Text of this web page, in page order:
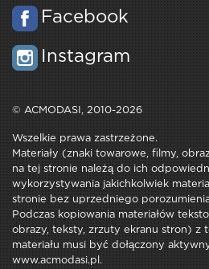
Facebook
Instagram
© ACMODASI, 2010-2026
Wszelkie prawa zastrzeżone.
Materiały (znaki towarowe, filmy,
na tej stronie należą do ich
wykorzystywania jakichkolwiek
stronie bez uprzedniego
Podczas kopiowania materiałów
obrazy, teksty, zrzuty ekranu stron) z
materiału musi być dołączony
www.acmodasi.pl.